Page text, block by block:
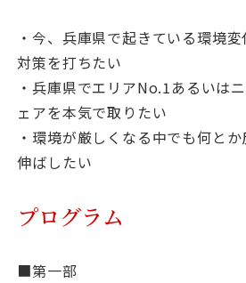
・今、兵庫県で起きている環境
対策を打ちたい
・兵庫県でエリアNo.1あるいは
ェアを本気で取りたい
・環境が厳しくなる中でも何と
伸ばしたい
プログラム
■第一部